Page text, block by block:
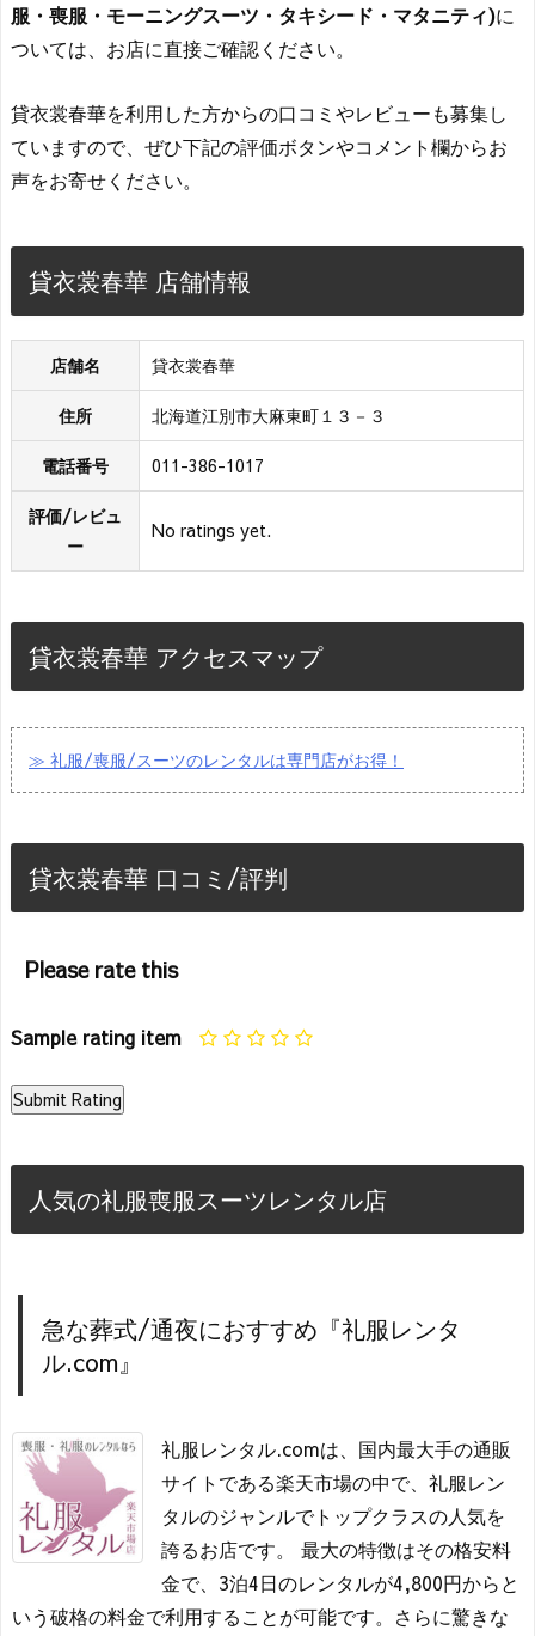
服・喪服・モーニングスーツ・タキシード・マタニティ)に
ついては、お店に直接ご確認ください。
貸衣裳春華を利用した方からの口コミやレビューも募集し
ていますので、ぜひ下記の評価ボタンやコメント欄からお
声をお寄せください。
貸衣裳春華 店舗情報
店舗名 貸衣裳春華
住所 北海道江別市大麻東町１３－３
電話番号 011-386-1017
評価/レビュ
ー
No ratings yet.
貸衣裳春華 アクセスマップ
≫ 礼服/喪服/スーツのレンタルは専門店がお得！
貸衣裳春華 口コミ/評判
Please rate this
Sample rating item
人気の礼服喪服スーツレンタル店
急な葬式/通夜におすすめ『礼服レンタ
ル.com』
礼服レンタル.comは、国内最大手の通販
サイトである楽天市場の中で、礼服レン
タルのジャンルでトップクラスの人気を
誇るお店です。 最大の特徴はその格安料
金で、3泊4日のレンタルが4,800円からと
いう破格の料金で利用することが可能です。さらに驚きな